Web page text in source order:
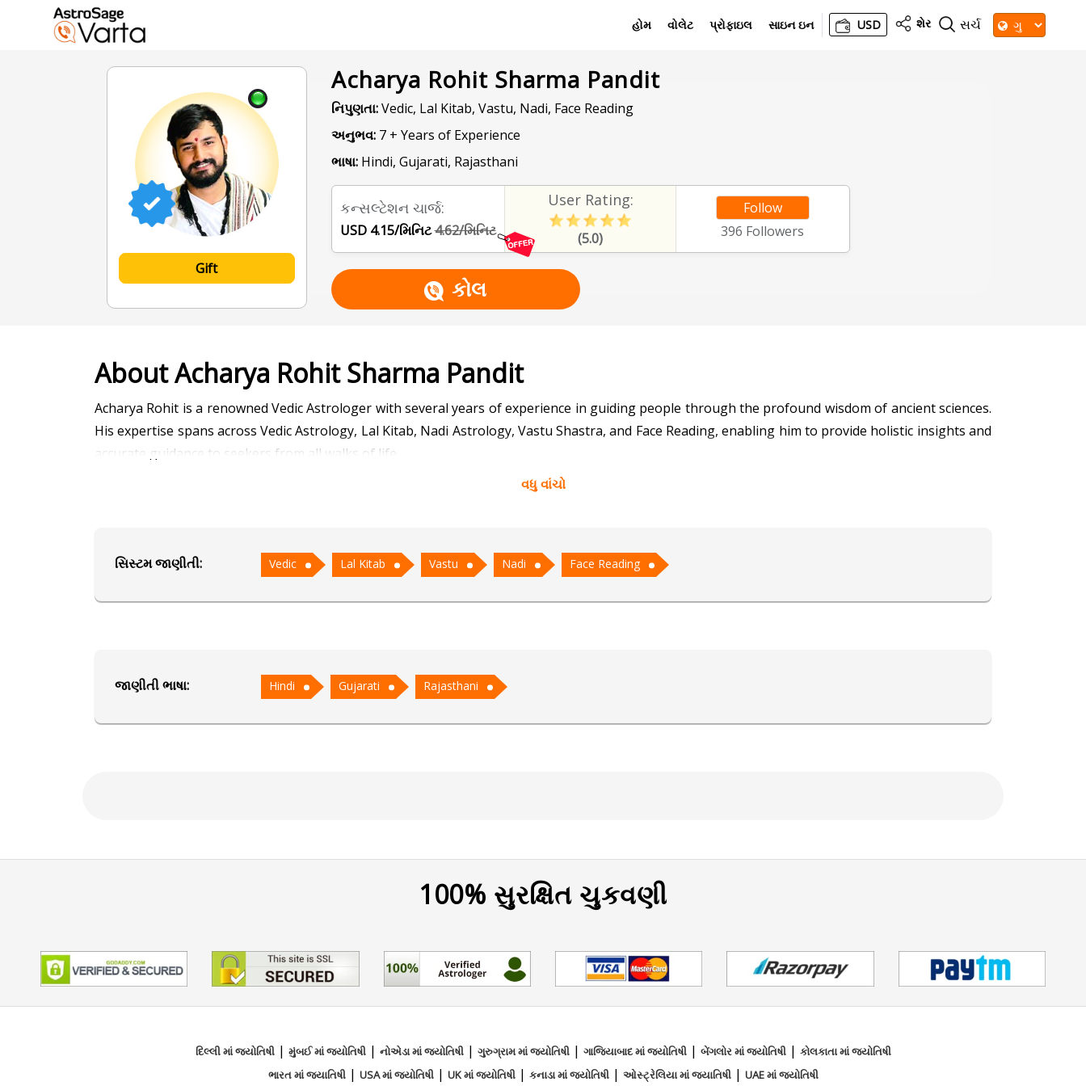
હોમ વોલેટ પ્રોફાઇલ સાઇન ઇન USD શેર સર્ચ
Gift
Acharya Rohit Sharma Pandit
નિપુણતા:Vedic, Lal Kitab, Vastu, Nadi, Face Reading
અનુભવ:7 + Years of Experience
ભાષા:Hindi, Gujarati, Rajasthani
કન્સલ્ટેશન ચાર્જ:
USD 4.15/મિનિટ4.62/મિનિટ
User Rating:
(5.0)
Follow
396 Followers
કોલ
About Acharya Rohit Sharma Pandit
Acharya Rohit is a renowned Vedic Astrologer with several years of experience in guiding people through the profound wisdom of ancient sciences.
His expertise spans across Vedic Astrology, Lal Kitab, Nadi Astrology, Vastu Shastra, and Face Reading, enabling him to provide holistic insights and
accurate guidance to seekers from all walks of life.
personality traits and hidden potentials, empowering individuals to make wiser decisions in their personal and professional lives.
Dedicated to uplifting lives, Acharya Rohit’s mission is to bring clarity, peace, and spiritual balance, guiding people toward a brighter and more
fulfilling future.
વધુ વાંચો
સિસ્ટમ જાણીતી: Vedic Lal Kitab Vastu Nadi Face Reading
જાણીતી ભાષા: Hindi Gujarati Rajasthani
100% સુરક્ષિત ચુકવણી
દિલ્લી માં જ્યોતિષી| મુંબઈ માં જ્યોતિષી| નોએડા માં જ્યોતિષી| ગુરુગ્રામ માં જ્યોતિષી| ગાજિયાબાદ માં જ્યોતિષી| બેંગલોર માં જ્યોતિષી| કોલકાતા માં જ્યોતિષી
ભારત માં જ્યાતિષી| USA માં જ્યોતિષી| UK માં જ્યોતિષી| કનાડા માં જ્યોતિષી| ઓસ્ટ્રેલિયા માં જ્યાતિષી| UAE માં જ્યોતિષી